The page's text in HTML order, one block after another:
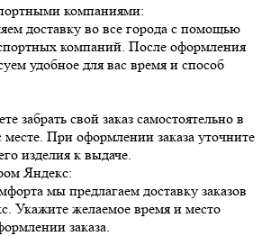
компаниями:
доставку во все города с помощью
компаний. После оформления
удобное для вас время и способ
забрать свой заказ самостоятельно в
месте. При оформлении заказа уточните
изделия к выдаче.
Яндекс:
мы предлагаем доставку заказов
Укажите желаемое время и место
заказа.